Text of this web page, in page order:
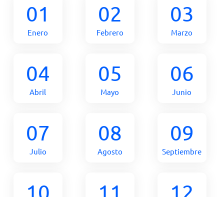
01
Enero
02
Febrero
03
Marzo
04
Abril
05
Mayo
06
Junio
07
Julio
08
Agosto
09
Septiembre
10 11 12